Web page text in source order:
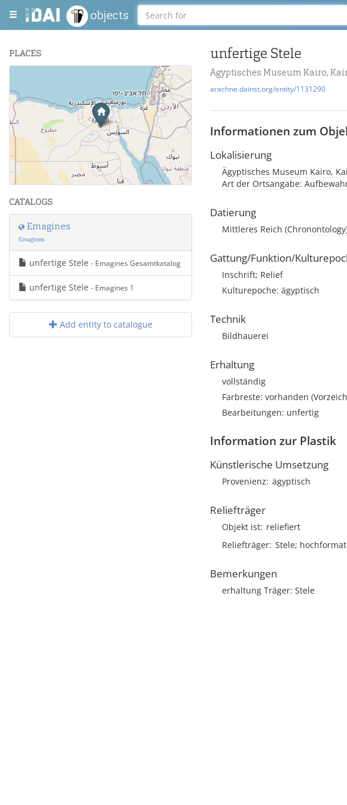
objects
PLACES
−
Leaflet| Maps and Data © OpenStreetMap
CATALOGS
Emagines
Emagines
unfertige Stele - Emagines Gesamtkatalog
unfertige Stele - Emagines 1
Add entity to catalogue
unfertige Stele
Ägyptisches Museum Kairo,
arachne.dainst.org/entity/1131290
Informationen zum
Lokalisierung
Ägyptisches Museum Kairo,
Art der Ortsangabe:
Datierung
Mittleres Reich
Gattung/Funktion/
Inschrift; Relief
Kulturepoche: ägyptisch
Technik
Bildhauerei
Erhaltung
vollständig
Farbreste: vorhanden
Bearbeitungen: unfertig
Information zur Plastik
Künstlerische Umsetzung
Provenienz ägyptisch
Reliefträger
Objekt ist reliefiert
Reliefträger Stele;
Bemerkungen
erhaltung Träger: Stele